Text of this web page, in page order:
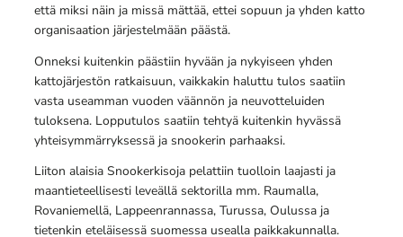
että miksi näin ja missä mättää, ettei sopuun ja yhden katto
organisaation järjestelmään päästä.
Onneksi kuitenkin päästiin hyvään ja nykyiseen yhden
kattojärjestön ratkaisuun, vaikkakin haluttu tulos saatiin
vasta useamman vuoden väännön ja neuvotteluiden
tuloksena. Lopputulos saatiin tehtyä kuitenkin hyvässä
yhteisymmärryksessä ja snookerin parhaaksi.
Liiton alaisia Snookerkisoja pelattiin tuolloin laajasti ja
maantieteellisesti leveällä sektorilla mm. Raumalla,
Rovaniemellä, Lappeenrannassa, Turussa, Oulussa ja
tietenkin eteläisessä suomessa usealla paikkakunnalla.